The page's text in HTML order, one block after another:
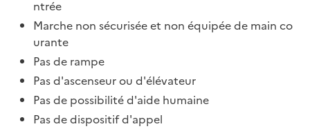
ntrée
Marche non sécurisée et non équipée de main co
urante
Pas de rampe
Pas d'ascenseur ou d'élévateur
Pas de possibilité d'aide humaine
Pas de dispositif d'appel